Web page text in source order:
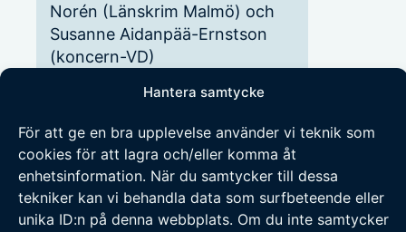
Hantera samtycke
För att ge en bra upplevelse använder vi teknik som
cookies för att lagra och/eller komma åt
enhetsinformation. När du samtycker till dessa
tekniker kan vi behandla data som surfbeteende eller
unika ID:n på denna webbplats. Om du inte samtycker
Norén (Länskrim Malmö) och
Susanne Aidanpää-Ernstson
(koncern-VD)
och i stort sett allt annat
Bästa egenskaper:
Uthållig och
stabil då det blåser
Sämsta egenskaper:Kolerisk,
störande tidsoptimist och ofta
för hjälpsam